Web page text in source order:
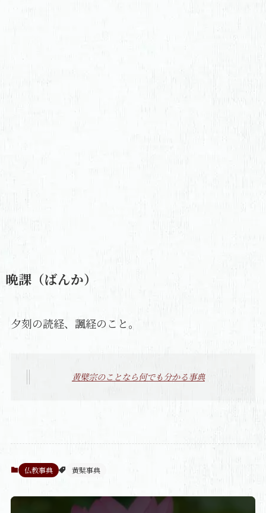
晩課（ばんか）
夕刻の読経、諷経のこと。
黄檗宗のことなら何でも分かる事典
仏教事典 黄檗事典